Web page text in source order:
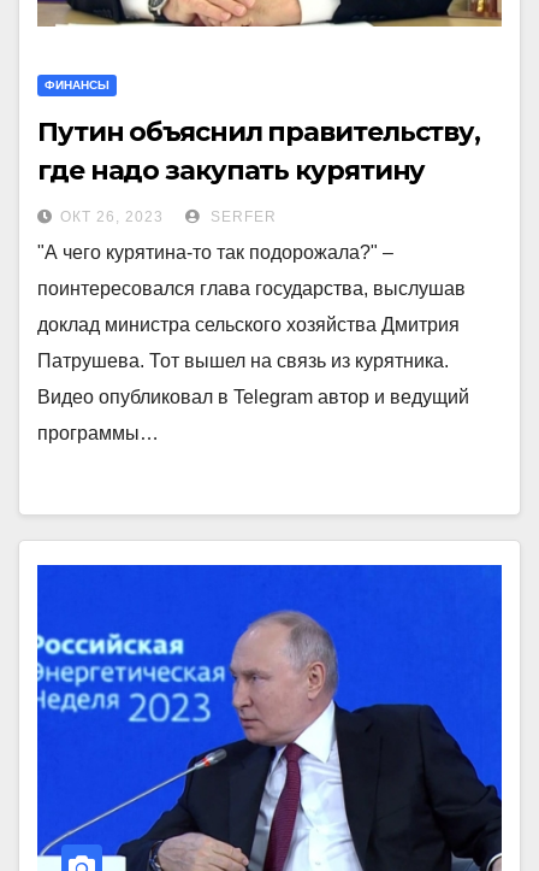
ФИНАНСЫ
Путин объяснил правительству,
где надо закупать курятину
ОКТ 26, 2023 SERFER
"А чего курятина-то так подорожала?" –
поинтересовался глава государства, выслушав
доклад министра сельского хозяйства Дмитрия
Патрушева. Тот вышел на связь из курятника.
Видео опубликовал в Telegram автор и ведущий
программы…